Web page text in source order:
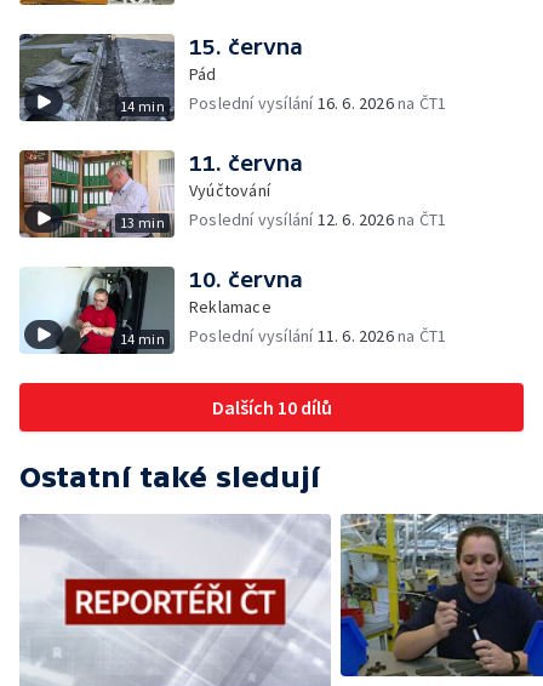
14 min
15. června
Pád
Poslední vysílání16. 6. 2026na ČT1
13 min
11. června
Vyúčtování
Poslední vysílání12. 6. 2026na ČT1
14 min
10. června
Reklamace
Poslední vysílání11. 6. 2026na ČT1
Dalších 10 dílů
Ostatní také sledují